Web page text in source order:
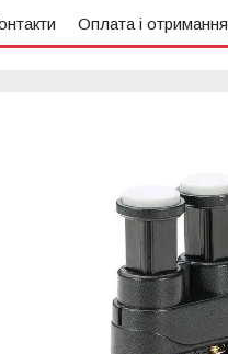
Оплата і отримання